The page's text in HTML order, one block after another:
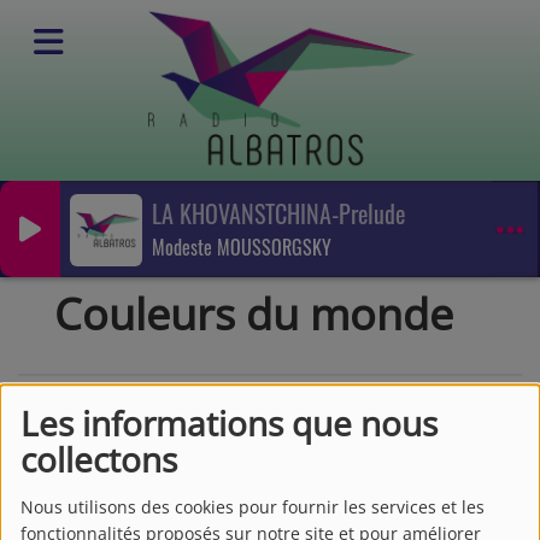
Les informations que nous
collectons
Nous utilisons des cookies pour fournir les services et les
fonctionnalités proposés sur notre site et pour améliorer
LA KHOVANSTCHINA-Prelude
Modeste MOUSSORGSKY
Emissions Musique du monde
Couleurs du monde